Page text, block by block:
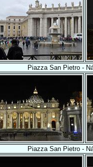
Piazza San Pietro -
Piazza San Pietro -